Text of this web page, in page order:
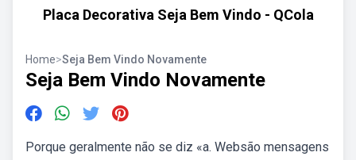
Placa Decorativa Seja Bem Vindo - QCola
Home>Seja Bem Vindo Novamente
Seja Bem Vindo Novamente
Porque geralmente não se diz «a. Websão mensagens